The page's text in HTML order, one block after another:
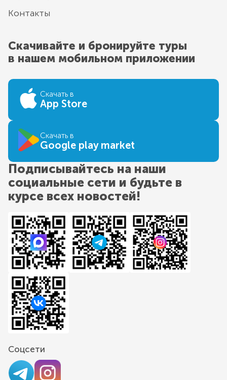
Контакты
Скачивайте и бронируйте туры
в нашем мобильном приложении
Скачать в
App Store
Скачать в
Google play market
Подписывайтесь на наши
социальные сети и будьте в
курсе всех новостей!
Соцсети